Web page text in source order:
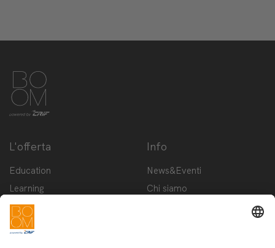
L'offerta
Education
Learning
Innovation
Startup
Info
News&Eventi
Chi siamo